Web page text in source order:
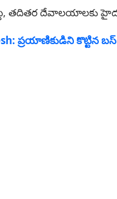
తదితర దేవాలయాలకు
ప్రయాణికుడిని కొట్టిన